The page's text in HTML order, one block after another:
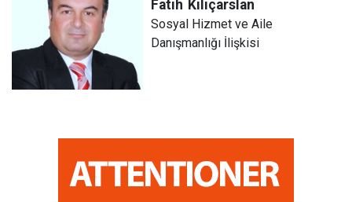
Fatih Kılıçarslan
Sosyal Hizmet ve Aile
Danışmanlığı İlişkisi